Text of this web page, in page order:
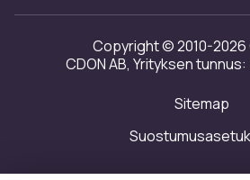
Investor relations
Saavutettavuusseloste
Copyright © 2010-2026
CDON AB, Yrityksen
Sitemap